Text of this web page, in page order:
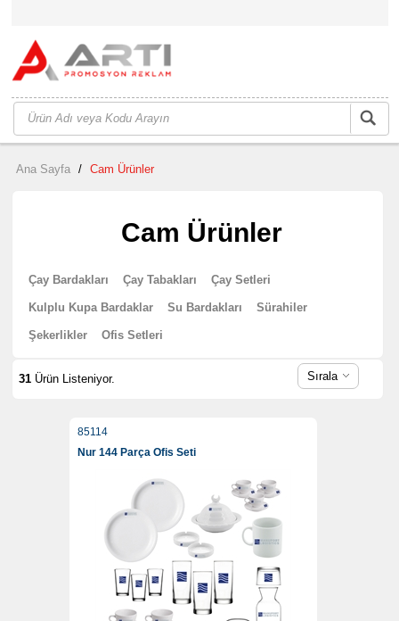
Ana Sayfa / Cam Ürünler
Cam Ürünler
Çay Bardakları Çay Tabakları Çay Setleri
Kulplu Kupa Bardaklar Su Bardakları Sürahiler
Şekerlikler Ofis Setleri
31Ürün Listeniyor. Sırala
85114
Nur 144 Parça Ofis Seti